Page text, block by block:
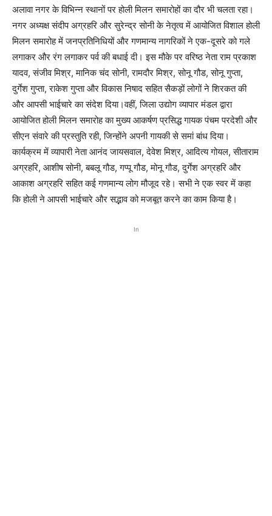
अलावा नगर के विभिन्न स्थानों पर होली मिलन समारोहों का दौर भी चलता रहा।
नगर अध्यक्ष संदीप अग्रहरि और सुरेन्द्र सोनी के नेतृत्व में आयोजित विशाल होली
मिलन समारोह में जनप्रतिनिधियों और गणमान्य नागरिकों ने एक-दूसरे को गले
लगाकर और रंग लगाकर पर्व की बधाई दी। इस मौके पर वरिष्ठ नेता राम प्रकाश
यादव, संजीव मिश्र, मानिक चंद सोनी, रामदौर मिश्र, सोनू गौड, सोनू गुप्ता,
दुर्गेश गुप्ता, राकेश गुप्ता और विकास निषाद सहित सैकड़ों लोगों ने शिरकत की
और आपसी भाईचारे का संदेश दिया।वहीं, जिला उद्योग व्यापार मंडल द्वारा
आयोजित होली मिलन समारोह का मुख्य आकर्षण प्रसिद्ध गायक पंचम परदेशी और
सीएन संवारे की प्रस्तुति रही, जिन्होंने अपनी गायकी से समां बांध दिया।
कार्यक्रम में व्यापारी नेता आनंद जायसवाल, देवेश मिश्र, आदित्य गोयल, सीताराम
अग्रहरि, आशीष सोनी, बबलू गौड, गप्पू गौड, मोनू गौड, दुर्गेश अग्रहरि और
आकाश अग्रहरि सहित कई गणमान्य लोग मौजूद रहे। सभी ने एक स्वर में कहा
कि होली ने आपसी भाईचारे और सद्भाव को मजबूत करने का काम किया है।
In